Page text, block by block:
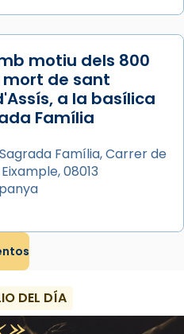
motiu dels 800
mort de sant
a la basílica
Família
Família, Carrer de
08013
DEL DÍA